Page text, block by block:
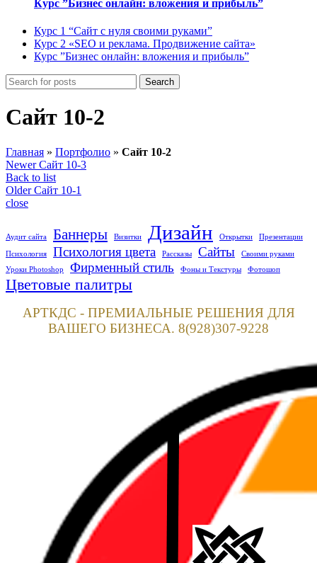
Курс ”Бизнес онлайн: вложения и прибыль”
Курс 1 “Сайт с нуля своими руками”
Курс 2 «SEO и реклама. Продвижение сайта»
Курс ”Бизнес онлайн: вложения и прибыль”
Search
Сайт 10-2
Главная » Портфолио » Сайт 10-2
Newer Сайт 10-3
Back to list
Older Сайт 10-1
close
Аудит сайта Баннеры Визитки Дизайн Открытки Презентации
Психология Психология цвета Рассказы Сайты
Своими руками
Уроки Photoshop
Фирменный стиль Фоны и Текстуры Фотошоп
Цветовые палитры
АРТКДС - ПРЕМИАЛЬНЫЕ РЕШЕНИЯ ДЛЯ
ВАШЕГО БИЗНЕСА. 8(928)307-9228